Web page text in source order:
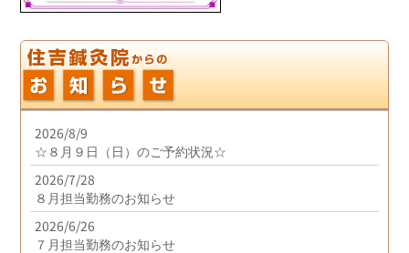
2026/8/9
☆８月９日（日）のご予約状況☆
2026/7/28
８月担当勤務のお知らせ
2026/6/26
７月担当勤務のお知らせ